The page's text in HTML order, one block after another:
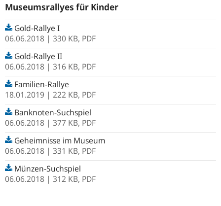
Museumsrallyes für Kinder
Gold-Rallye I
06.06.2018 | 330 KB, PDF
Gold-Rallye II
06.06.2018 | 316 KB, PDF
Familien-Rallye
18.01.2019 | 222 KB, PDF
Banknoten-Suchspiel
06.06.2018 | 377 KB, PDF
Geheimnisse im Museum
06.06.2018 | 331 KB, PDF
Münzen-Suchspiel
06.06.2018 | 312 KB, PDF